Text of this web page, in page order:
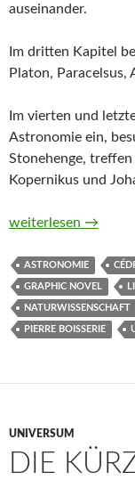
auseinander.
Im dritten Kapitel
Platon,
Im vierten und
Astronomie ein,
Stonehenge,
Kopernikus und
Heureka! Von
weiterlesen →
ASTRONOMIE
GRAPHIC NOVEL
NATURWISSENSCHAFT
PIERRE BOISSERIE
UNIVERSUM
DIE